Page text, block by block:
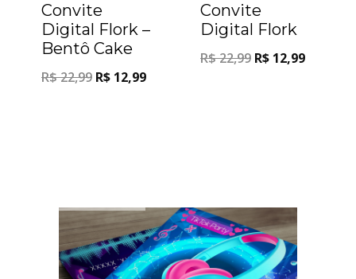
Convite
Digital Flork –
Bentô Cake
R$22,99 R$ 12,99
Convite
Digital Flork
R$22,99 R$ 12,99